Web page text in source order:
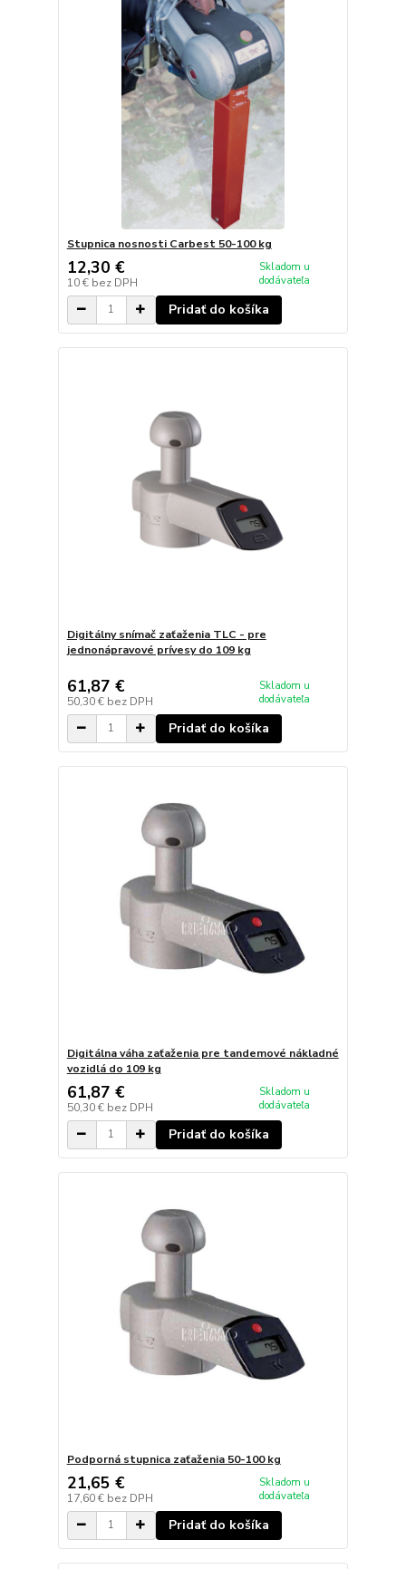
Stupnica nosnosti Carbest 50-100 kg
12,30 €
10 € bez DPH
Skladom u
dodávateľa
Pridať do košíka
Digitálny snímač zaťaženia TLC - pre
jednonápravové prívesy do 109 kg
61,87 €
50,30 € bez DPH
Skladom u
dodávateľa
Pridať do košíka
Digitálna váha zaťaženia pre tandemové nákladné
vozidlá do 109 kg
61,87 €
50,30 € bez DPH
Skladom u
dodávateľa
Pridať do košíka
Podporná stupnica zaťaženia 50-100 kg
21,65 €
17,60 € bez DPH
Skladom u
dodávateľa
Pridať do košíka